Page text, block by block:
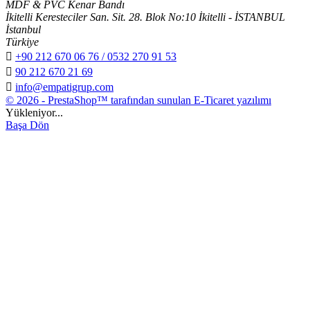
MDF & PVC Kenar Bandı
İkitelli Keresteciler San. Sit. 28. Blok No:10 İkitelli - İSTANBUL
İstanbul
Türkiye
 +90 212 670 06 76 / 0532 270 91 53
 90 212 670 21 69
 info@empatigrup.com
© 2026 - PrestaShop™ tarafından sunulan E-Ticaret yazılımı
Yükleniyor...
Başa Dön